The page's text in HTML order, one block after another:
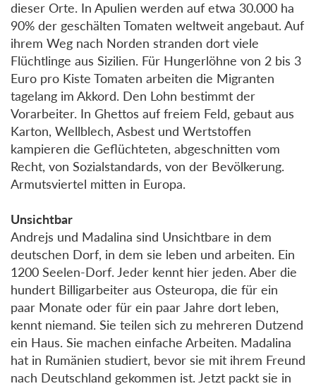
dieser Orte. In Apulien werden auf etwa 30.000 ha
90% der geschälten Tomaten weltweit angebaut. Auf
ihrem Weg nach Norden stranden dort viele
Flüchtlinge aus Sizilien. Für Hungerlöhne von 2 bis 3
Euro pro Kiste Tomaten arbeiten die Migranten
tagelang im Akkord. Den Lohn bestimmt der
Vorarbeiter. In Ghettos auf freiem Feld, gebaut aus
Karton, Wellblech, Asbest und Wertstoffen
kampieren die Geflüchteten, abgeschnitten vom
Recht, von Sozialstandards, von der Bevölkerung.
Armutsviertel mitten in Europa.
Unsichtbar
Andrejs und Madalina sind Unsichtbare in dem
deutschen Dorf, in dem sie leben und arbeiten. Ein
1200 Seelen-Dorf. Jeder kennt hier jeden. Aber die
hundert Billigarbeiter aus Osteuropa, die für ein
paar Monate oder für ein paar Jahre dort leben,
kennt niemand. Sie teilen sich zu mehreren Dutzend
ein Haus. Sie machen einfache Arbeiten. Madalina
hat in Rumänien studiert, bevor sie mit ihrem Freund
nach Deutschland gekommen ist. Jetzt packt sie in